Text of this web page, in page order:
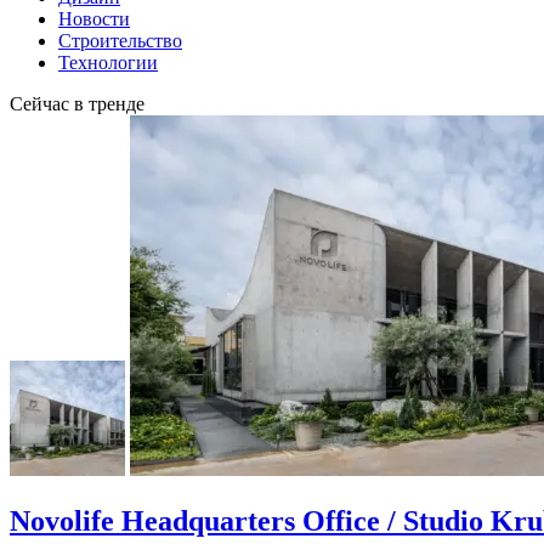
Новости
Строительство
Технологии
Сейчас в тренде
Novolife Headquarters Office / Studio